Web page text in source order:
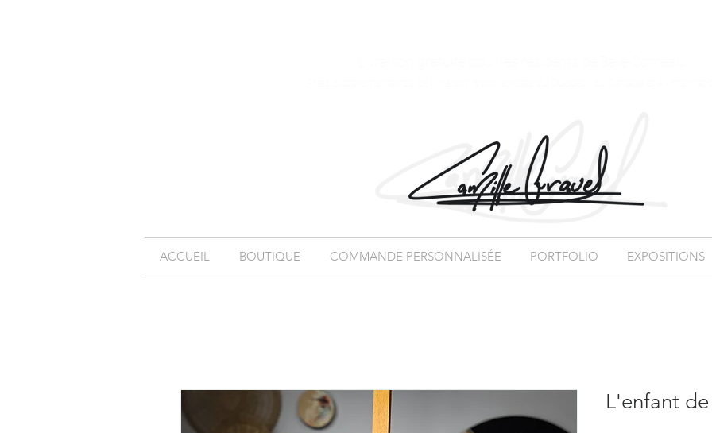
ACCUEIL BOUTIQUE COMMANDE PERSONNALISÉE PORTFOLIO EXPOSITIONS
L'enfant